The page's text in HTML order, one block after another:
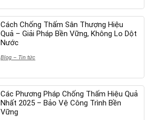
Cách Chống Thấm Sân Thượng Hiệu
Quả – Giải Pháp Bền Vững, Không Lo Dột
Nước
Blog – Tin tức
Các Phương Pháp Chống Thấm Hiệu Quả
Nhất 2025 – Bảo Vệ Công Trình Bền
Vững